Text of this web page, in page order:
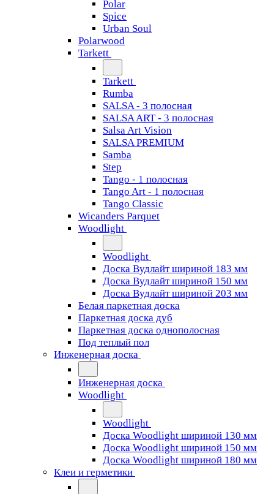
Polar
Spice
Urban Soul
Polarwood
Tarkett
Tarkett
Rumba
SALSA - 3 полосная
SALSA ART - 3 полосная
Salsa Art Vision
SALSA PREMIUM
Samba
Step
Tango - 1 полосная
Tango Art - 1 полосная
Tango Classiс
Wicanders Parquet
Woodlight
Woodlight
Доска Вудлайт шириной 183 мм
Доска Вудлайт шириной 150 мм
Доска Вудлайт шириной 203 мм
Белая паркетная доска
Паркетная доска дуб
Паркетная доска однополосная
Под теплый пол
Инженерная доска
Инженерная доска
Woodlight
Woodlight
Доска Woodlight шириной 130 мм
Доска Woodlight шириной 150 мм
Доска Woodlight шириной 180 мм
Клеи и герметики